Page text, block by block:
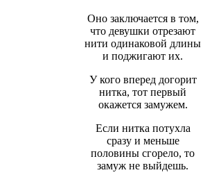
Оно заключается в том,
что девушки отрезают
нити одинаковой длины
и поджигают их.
У кого вперед догорит
нитка, тот первый
окажется замужем.
Если нитка потухла
сразу и меньше
половины сгорело, то
замуж не выйдешь.